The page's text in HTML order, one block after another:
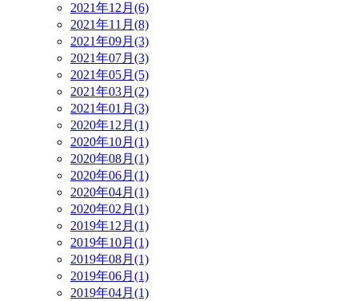
2021年12月(6)
2021年11月(8)
2021年09月(3)
2021年07月(3)
2021年05月(5)
2021年03月(2)
2021年01月(3)
2020年12月(1)
2020年10月(1)
2020年08月(1)
2020年06月(1)
2020年04月(1)
2020年02月(1)
2019年12月(1)
2019年10月(1)
2019年08月(1)
2019年06月(1)
2019年04月(1)